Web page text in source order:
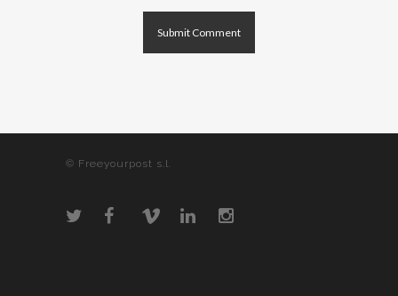
© Freeyourpost s.l.